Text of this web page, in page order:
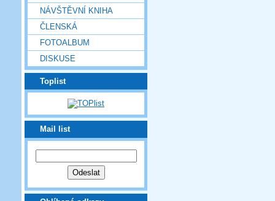
NÁVŠTĚVNÍ KNIHA
ČLENSKÁ
FOTOALBUM
DISKUSE
Toplist
Mail list